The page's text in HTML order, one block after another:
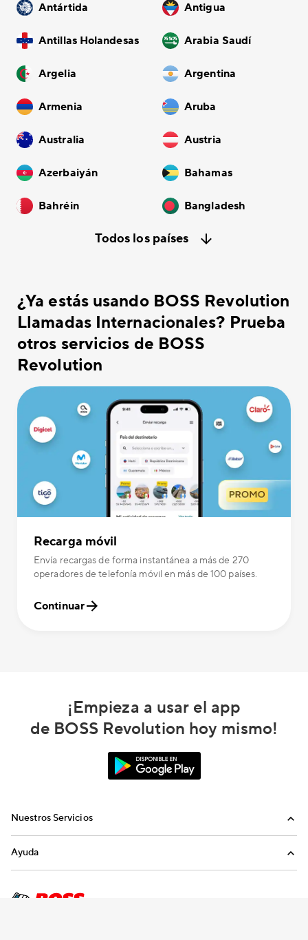
Antártida Antigua
Antillas Holandesas Arabia Saudí
Argelia Argentina
Armenia Aruba
Australia Austria
Azerbaiyán Bahamas
Bahréin Bangladesh
Todos los países
¿Ya estás usando BOSS Revolution
Llamadas Internacionales? Prueba
otros servicios de BOSS
Revolution
Recarga móvil
Envía recargas de forma instantánea a más de 270
operadores de telefonía móvil en más de 100 países.
Continuar
¡Empieza a usar el app
de BOSS Revolution hoy mismo!
Nuestros Servicios
Recargas Internacionales
Ayuda
Envíanos un email